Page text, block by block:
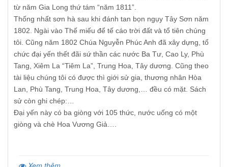
từ năm Gia Long thứ tám “năm 1811”.
Thống nhất sơn hà sau khi đánh tan bọn ngụy Tây Sơn năm
1802. Ngài vào Thế miếu để tế cáo trời đất và tổ tiên chúng
tôi. Cũng năm 1802 Chúa Nguyễn Phúc Anh đã xây dựng, tổ
chức đại yến thết đãi sứ thần các nước Ba Tư, Cao Ly, Phù
Tang, Xiêm La “Tiêm La”, Trung Hoa, Tây dương. Cũng theo
tài liệu chúng tôi có được thì giới sử gia, thương nhân Hòa
Lan, Phù Tang, Trung Hoa, Tây dương,… đều có mặt. Sách
sử còn ghi chép:…
Đại yến này có ba giòng với 105 thức, nước uống có một
giòng và chè Hoa Vương Giả….